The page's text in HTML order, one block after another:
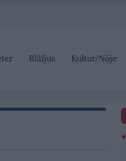
Blåljus Kultur/Nöje